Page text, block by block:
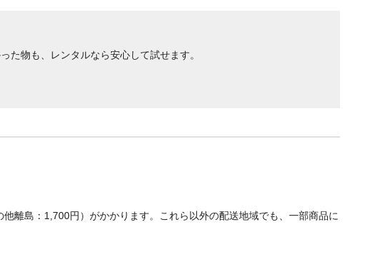
た物も、レンタルなら安心して試せます。
離島：1,700円）がかかります。これら以外の配送地域でも、一部商品に